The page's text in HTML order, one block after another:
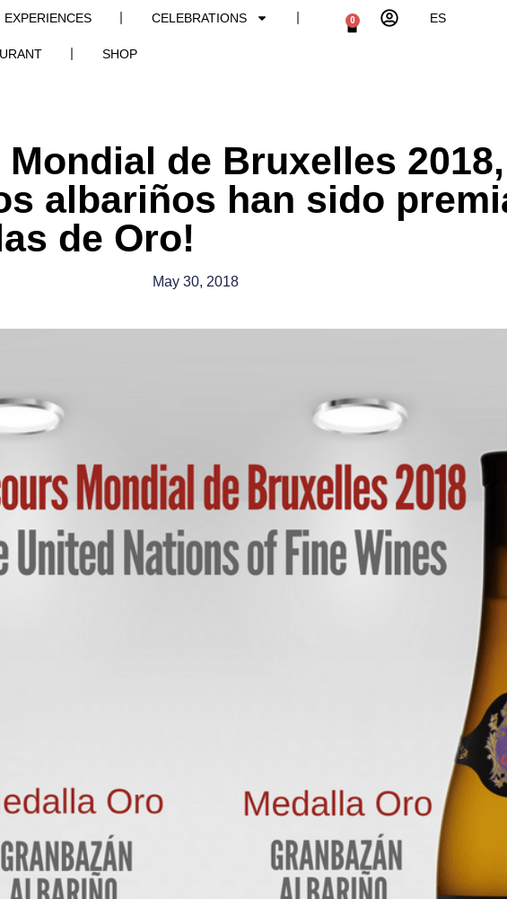
EXPERIENCES CELEBRATIONS
SHOP
0 ES
de Bruxelles 2018,
albariños han sido
de Oro!
May 30, 2018